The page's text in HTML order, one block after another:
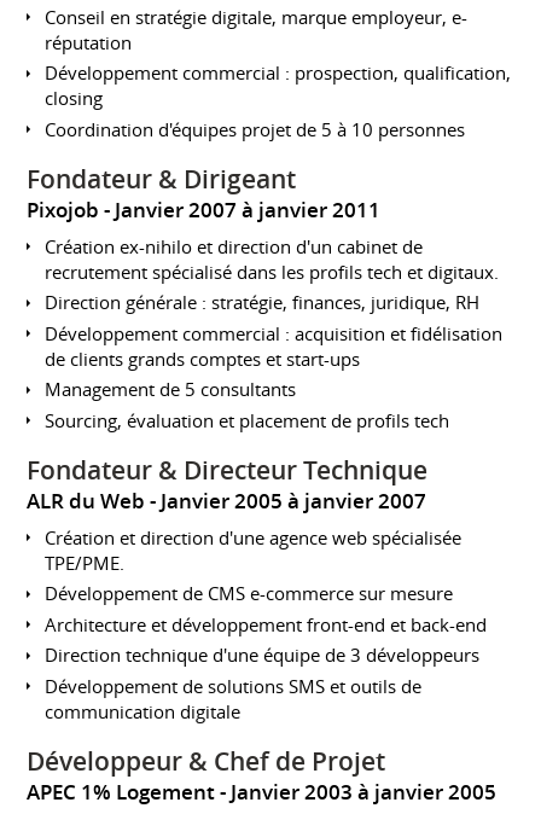
Conseil en stratégie digitale, marque employeur, e-
réputation
Développement commercial : prospection, qualification,
closing
Coordination d'équipes projet de 5 à 10 personnes
Fondateur & Dirigeant
Pixojob Janvier 2007 à janvier 2011
Création ex-nihilo et direction d'un cabinet de
recrutement spécialisé dans les profils tech et digitaux.
Direction générale : stratégie, finances, juridique, RH
Développement commercial : acquisition et fidélisation
de clients grands comptes et start-ups
Management de 5 consultants
Sourcing, évaluation et placement de profils tech
Fondateur & Directeur Technique
ALR du Web Janvier 2005 à janvier 2007
Création et direction d'une agence web spécialisée
TPE/PME.
Développement de CMS e-commerce sur mesure
Architecture et développement front-end et back-end
Direction technique d'une équipe de 3 développeurs
Développement de solutions SMS et outils de
communication digitale
Développeur & Chef de Projet
APEC 1% Logement Janvier 2003 à janvier 2005